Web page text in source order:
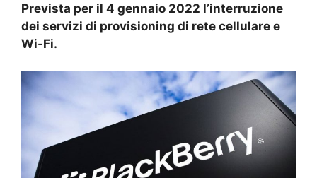
Prevista per il 4 gennaio 2022 l’interruzione
dei servizi di provisioning di rete cellulare e
Wi-Fi.